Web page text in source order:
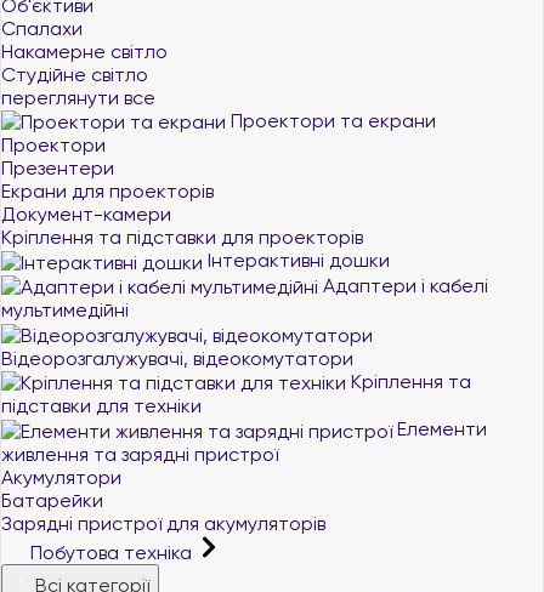
Об'єктиви
Спалахи
Накамерне світло
Студійне світло
переглянути все
Проектори та екрани
Проектори
Презентери
Екрани для проекторів
Документ-камери
Кріплення та підставки для проекторів
Інтерактивні дошки
Адаптери і кабелі
мультимедійні
Відеорозгалужувачі, відеокомутатори
Кріплення та
підставки для техніки
Елементи
живлення та зарядні пристрої
Акумулятори
Батарейки
Зарядні пристрої для акумуляторів
Побутова техніка
Всі категорії